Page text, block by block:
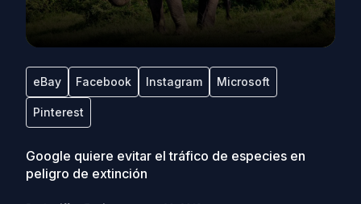
eBay Facebook Instagram Microsoft
Pinterest
Google quiere evitar el tráfico de especies en
peligro de extinción